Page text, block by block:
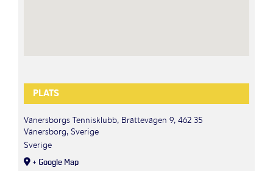
PLATS
Vänersborgs Tennisklubb, Brättevägen 9, 462 35
Vänersborg, Sverige
Sverige
+ Google Map